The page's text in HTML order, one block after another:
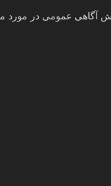
آگاهی عمومی در مورد